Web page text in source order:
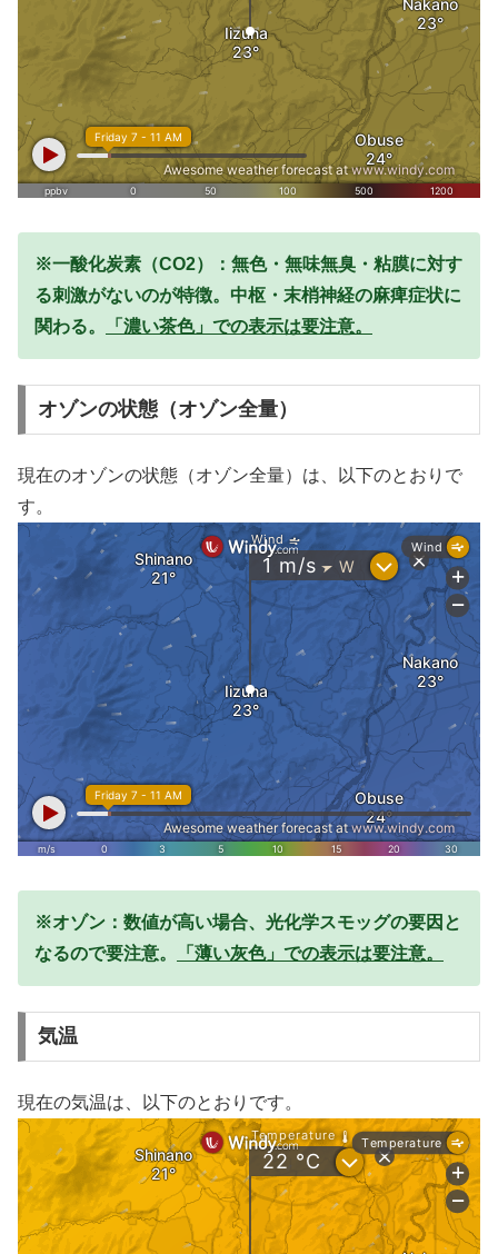
※一酸化炭素（CO2）：無色・無味無臭・粘膜に対す
る刺激がないのが特徴。中枢・末梢神経の麻痺症状に
関わる。
「濃い茶色」での表示は要注意。
オゾンの状態（オゾン全量）
現在のオゾンの状態（オゾン全量）は、以下のとおりで
す。
※オゾン：数値が高い場合、光化学スモッグの要因と
なるので要注意。
「薄い灰色」での表示は要注意。
気温
現在の気温は、以下のとおりです。